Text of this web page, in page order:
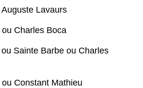
Lavaurs
Charles Boca
Sainte Barbe ou Charles
Constant Mathieu